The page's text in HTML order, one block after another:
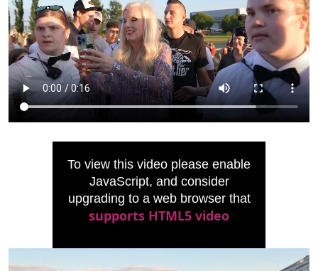
To view this video please enable
JavaScript, and consider
upgrading to a web browser that
supports HTML5 video